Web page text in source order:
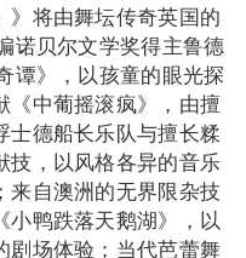
》将由舞坛传奇英国的
诺贝尔文学奖得主鲁德
谭》，以孩童的眼光探
《中葡摇滚疯》，由擅
士德船长乐队与擅长糅
技，以风格各异的音乐
来自澳洲的无界限杂技
小鸭跌落天鹅湖》，以
剧场体验；当代芭蕾舞